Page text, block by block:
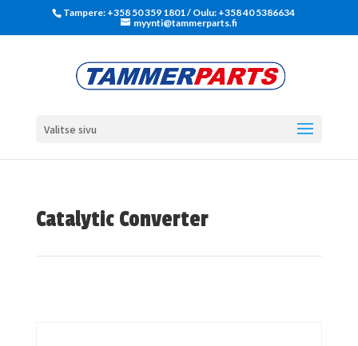
Tampere: +358 50 359 1801‬ / Oulu: +358 40 5386634
myynti@tammerparts.fi
Valitse sivu
Catalytic Converter